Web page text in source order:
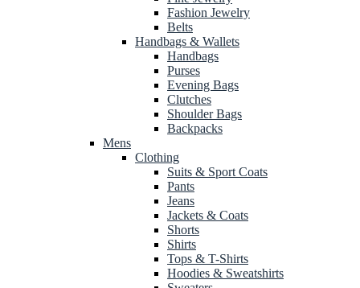
Fashion Jewelry
Belts
Handbags & Wallets
Handbags
Purses
Evening Bags
Clutches
Shoulder Bags
Backpacks
Mens
Clothing
Suits & Sport Coats
Pants
Jeans
Jackets & Coats
Shorts
Shirts
Tops & T-Shirts
Hoodies & Sweatshirts